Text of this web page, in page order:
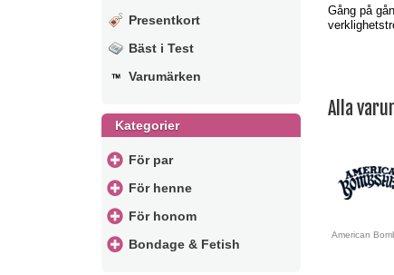
Presentkort
Bäst i Test
Varumärken
Kategorier
För par
För henne
För honom
Bondage & Fetish
Gång på
Alla
American